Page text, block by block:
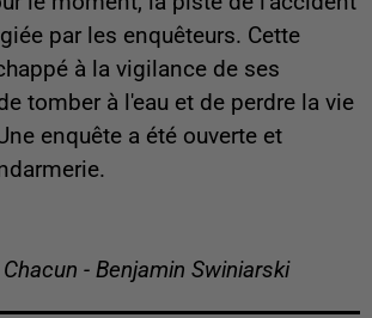
par les enquêteurs. Cette
à la vigilance de ses
tomber à l'eau et de perdre la vie
enquête a été ouverte et
- Benjamin Swiniarski